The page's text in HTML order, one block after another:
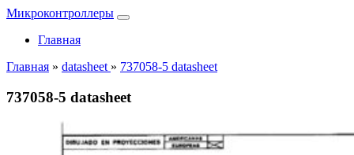
Микроконтроллеры
Главная
Главная » datasheet » 737058-5 datasheet
737058-5 datasheet